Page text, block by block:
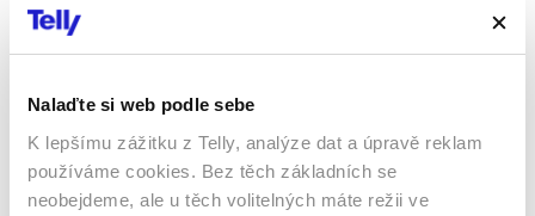
Nalaďte si web podle sebe
K lepšímu zážitku z Telly, analýze dat a úpravě reklam
používáme cookies. Bez těch základních se
neobejdeme, ale u těch volitelných máte režii ve